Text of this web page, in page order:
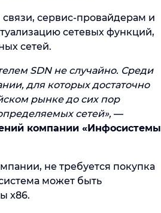
сервис-провайдерам и
сетевых функций,
сетей.
SDN не случайно. Среди
для которых достаточно
рынке до сих пор
сетей», —
компании «Инфосистемы
не требуется покупка
может быть
x86.